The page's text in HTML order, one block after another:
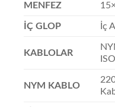
MENFEZ
İÇ GLOP İç
KABLOLAR
NYM KABLO